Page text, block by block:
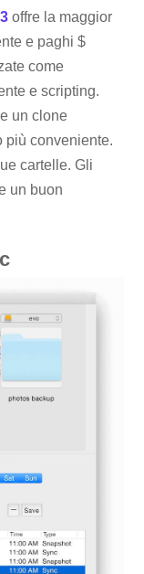
offre la maggior
e paghi $
come
e scripting.
un clone
più conveniente.
cartelle. Gli
un buon